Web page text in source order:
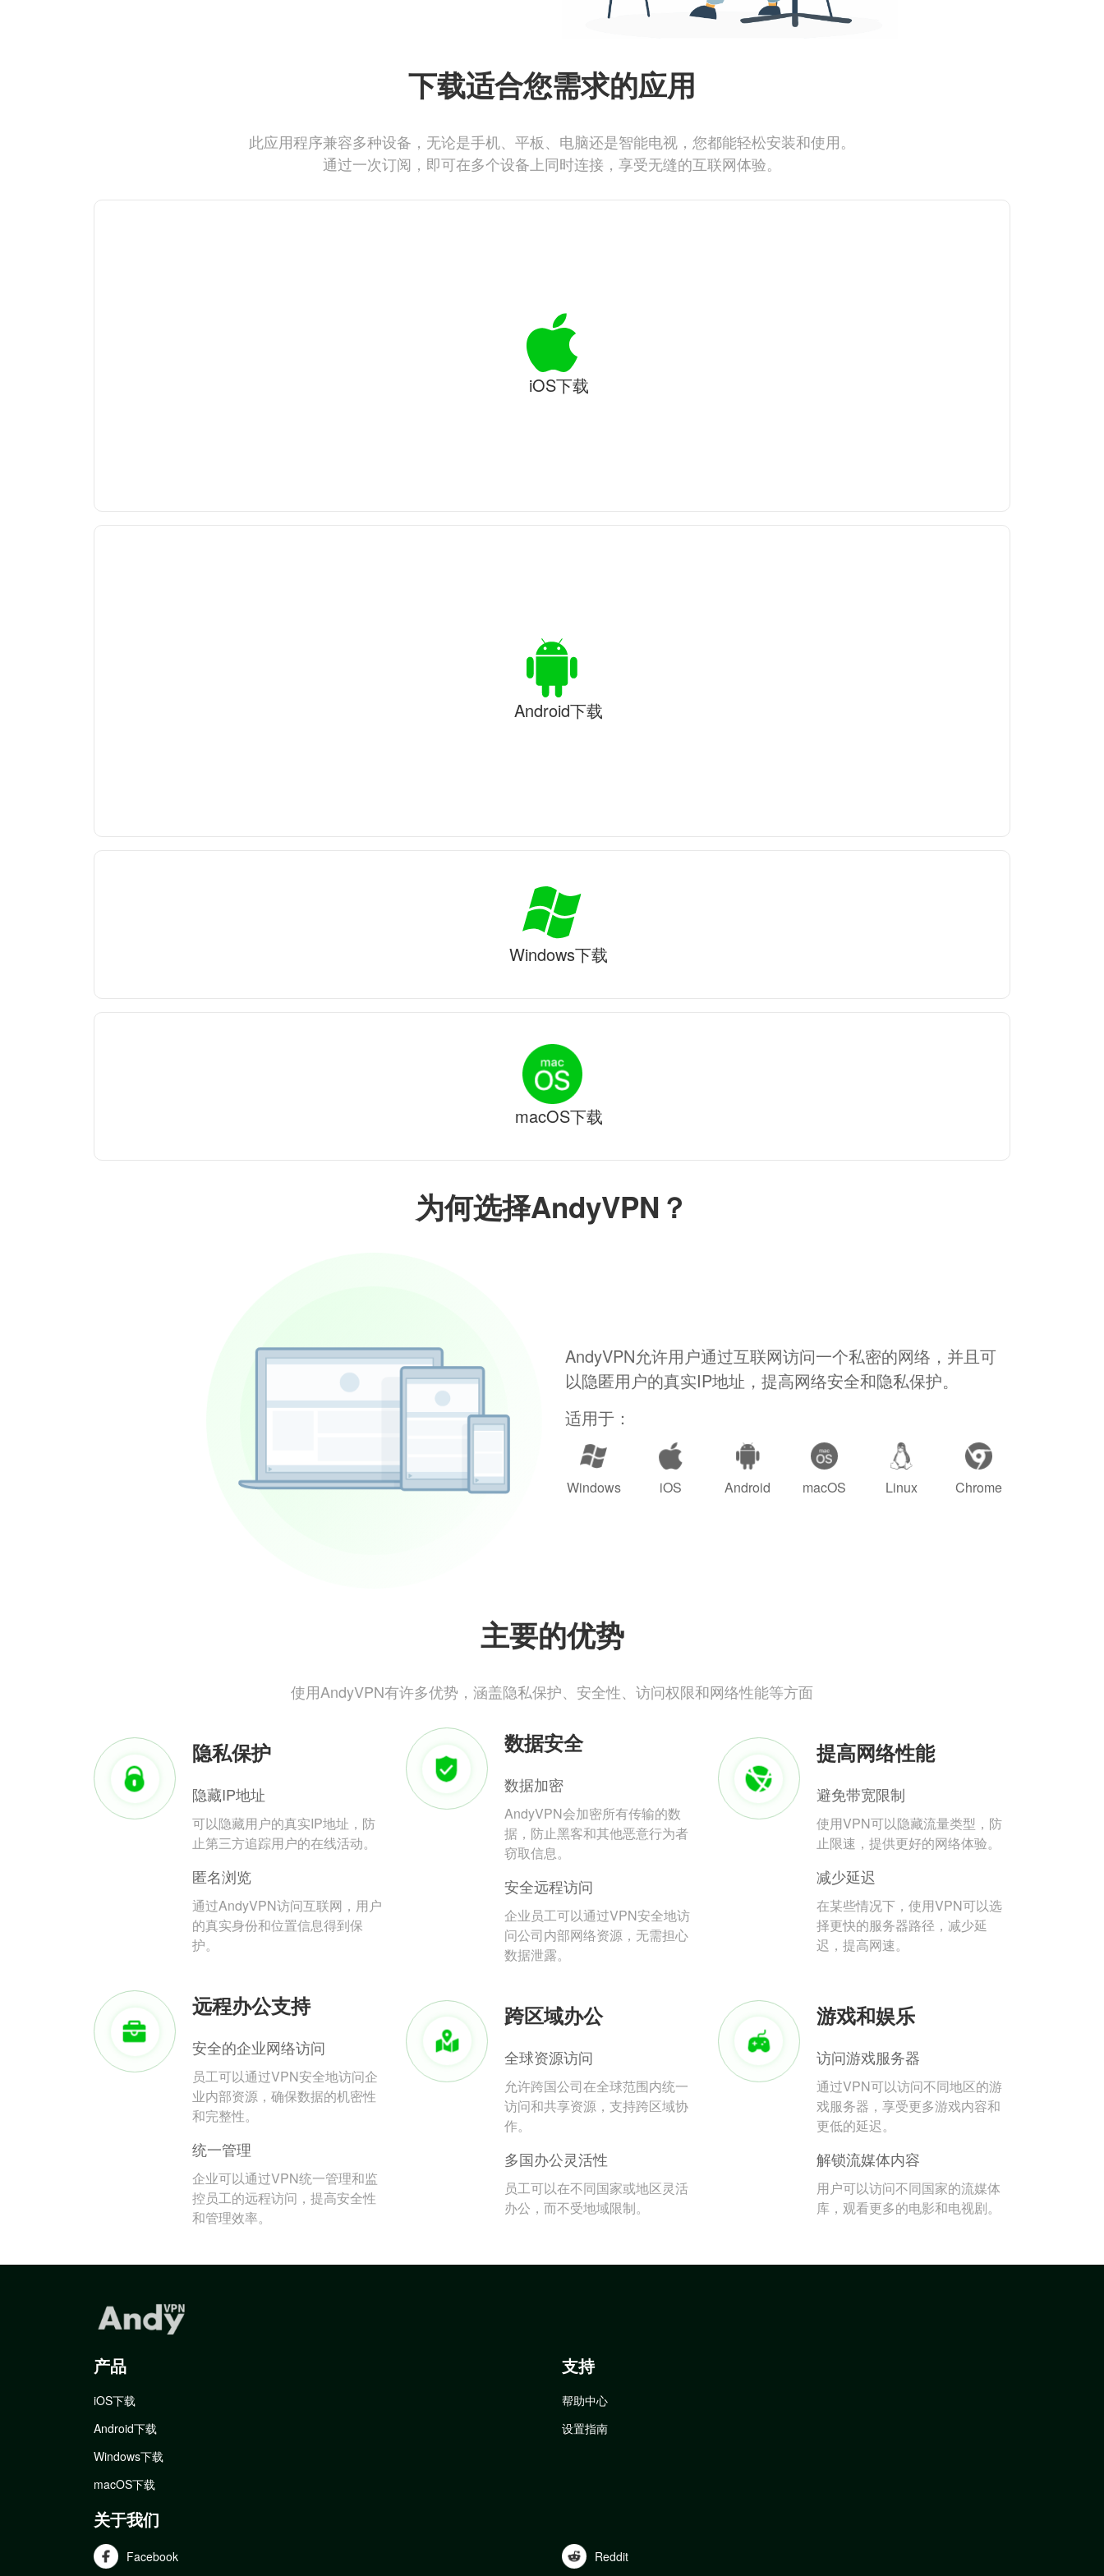
为何选择AndyVPN？
AndyVPN允许用户通过互联网访问一个私密的网络，并且可
以隐匿用户的真实IP地址，提高网络安全和隐私保护。
适用于：
Windows iOS Android macOS Linux Chrome
主要的优势
使用AndyVPN有许多优势，涵盖隐私保护、安全性、访问权限和网络性能等方面
隐私保护
隐藏IP地址
可以隐藏用户的真实IP地址，防
止第三方追踪用户的在线活动。
匿名浏览
通过AndyVPN访问互联网，用户
的真实身份和位置信息得到保
护。
数据安全
数据加密
AndyVPN会加密所有传输的数
据，防止黑客和其他恶意行为者
窃取信息。
安全远程访问
企业员工可以通过VPN安全地访
问公司内部网络资源，无需担心
数据泄露。
提高网络性能
避免带宽限制
使用VPN可以隐藏流量类型，防
止限速，提供更好的网络体验。
减少延迟
在某些情况下，使用VPN可以选
择更快的服务器路径，减少延
迟，提高网速。
远程办公支持
安全的企业网络访问
员工可以通过VPN安全地访问企
业内部资源，确保数据的机密性
和完整性。
统一管理
企业可以通过VPN统一管理和监
控员工的远程访问，提高安全性
和管理效率。
跨区域办公
全球资源访问
允许跨国公司在全球范围内统一
访问和共享资源，支持跨区域协
作。
多国办公灵活性
员工可以在不同国家或地区灵活
办公，而不受地域限制。
游戏和娱乐
访问游戏服务器
通过VPN可以访问不同地区的游
戏服务器，享受更多游戏内容和
更低的延迟。
解锁流媒体内容
用户可以访问不同国家的流媒体
库，观看更多的电影和电视剧。
下载适合您需求的应用
此应用程序兼容多种设备，无论是手机、平板、电脑还是智能电视，您都能轻松安装和使用。
通过一次订阅，即可在多个设备上同时连接，享受无缝的互联网体验。
iOS下载
Android下载
Windows下载
macOS下载
产品
iOS下载
Android下载
Windows下载
macOS下载
支持
帮助中心
设置指南
关于我们
Facebook Reddit